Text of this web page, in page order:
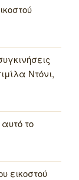
Ντόνι,
το
εικοστού